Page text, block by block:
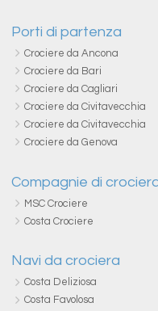
Porti di partenza
Crociere da Ancona
Crociere da Bari
Crociere da Cagliari
Crociere da Civitavecchia
Crociere da Civitavecchia
Crociere da Genova
Compagnie di
MSC Crociere
Costa Crociere
Navi da crociera
Costa Deliziosa
Costa Favolosa